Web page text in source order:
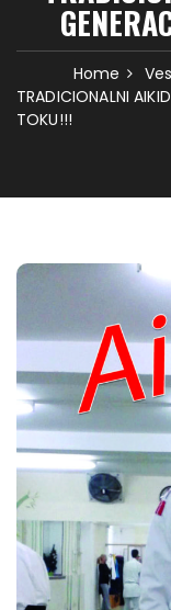
Home
TRADICIONALNI
TOKU!!!